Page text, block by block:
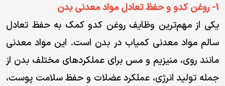
تجارت ما
فرصت
درآمدزایی
برترین ها
1- روغن کدو و حفظ تعادل مواد معدنی بدن
یکی از مهم‌ترین وظایف روغن کدو کمک به حفظ تعادل
سالم مواد معدنی کمیاب در بدن است. این مواد معدنی
مانند روی، منیزیم و مس برای عملکردهای مختلف بدن از
جمله تولید انرژی، عملکرد عضلات و حفظ سلامت پوست،